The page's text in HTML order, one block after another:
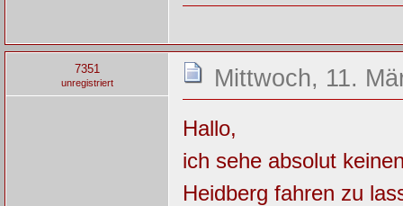
7351
unregistriert Mittwoch, 11.
Hallo,
ich sehe absolut
Heidberg fahren zu